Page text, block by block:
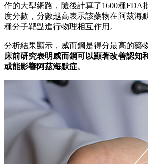
作的大型網路，隨後計算了1600種FDA
度分數，分數越高表示該藥物在阿茲海
種分子靶點進行物理相互作用。
分析結果顯示，威而鋼是得分最高的藥
床前研究表明威而鋼可以顯著改善認知
或能影響阿茲海默症。